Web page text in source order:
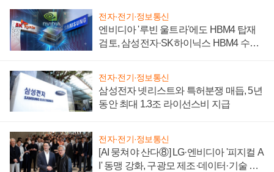
전자·전기·정보통신
엔비디아 '루빈 울트라'에도 HBM4 탑재
검토, 삼성전자·SK하이닉스 HBM4 수율
전자·전기·정보통신
삼성전자 넷리스트와 특허분쟁 매듭, 5년
동안 최대 1.3조 라이선스비 지급
전자·전기·정보통신
[AI 뭉쳐야 산다⑧] LG·엔비디아 '피지컬 A
I' 동맹 강화, 구광모 제조·데이터·기술 결